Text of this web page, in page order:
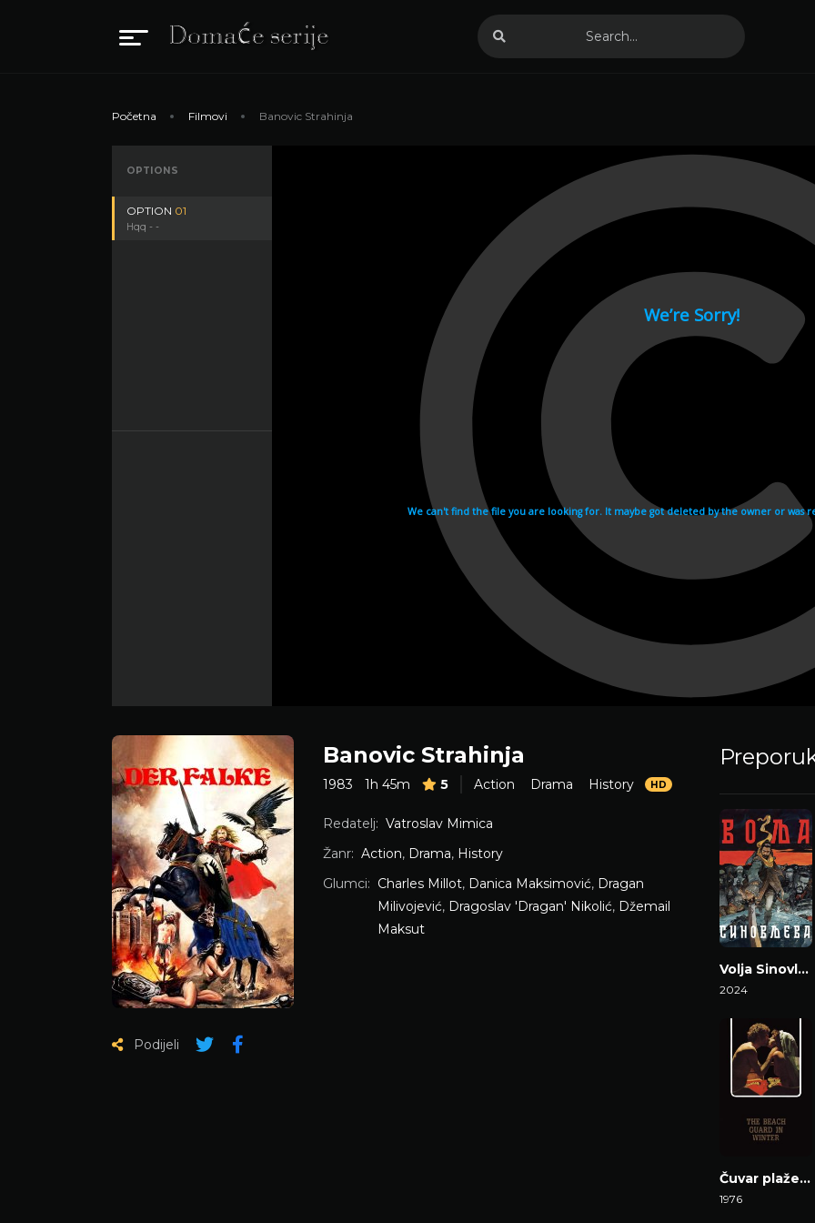
Početna Filmovi Banovic Strahinja
OPTIONS
OPTION 01
Hqq - -
Banovic Strahinja
1983 1h 45m 5 Action Drama History HD
Redatelj: Vatroslav Mimica
Žanr: Action, Drama, History
Glumci: Charles Millot, Danica Maksimović, Dragan
Milivojević, Dragoslav 'Dragan' Nikolić, Džemail
Maksut
Podijeli
Volja Sinovljeva
2024
Čuvar plaže u zimskom periodu
1976